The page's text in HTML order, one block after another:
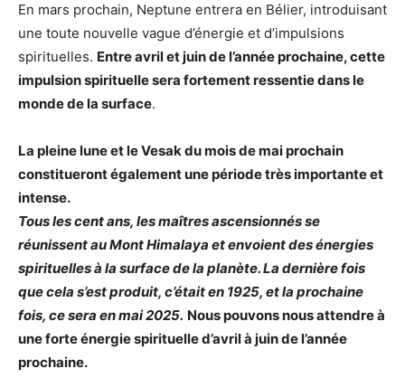
En mars prochain, Neptune entrera en Bélier, introduisant
une toute nouvelle vague d’énergie et d’impulsions
spirituelles. Entre avril et juin de l’année prochaine, cette
impulsion spirituelle sera fortement ressentie dans le
monde de la surface.
La pleine lune et le Vesak du mois de mai prochain
constitueront également une période très importante et
intense.
Tous les cent ans, les maîtres ascensionnés se
réunissent au Mont Himalaya et envoient des énergies
spirituelles à la surface de la planète. La dernière fois
que cela s’est produit, c’était en 1925, et la prochaine
fois, ce sera en mai 2025. Nous pouvons nous attendre à
une forte énergie spirituelle d’avril à juin de l’année
prochaine.